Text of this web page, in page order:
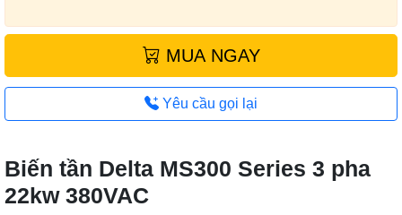
MUA NGAY
Yêu cầu gọi lại
Biến tần Delta MS300 Series 3 pha
22kw 380VAC